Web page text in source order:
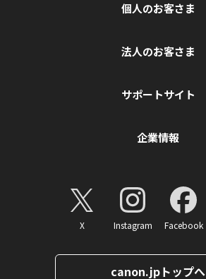
個人のお客さま
法人のお客さま
サポートサイト
企業情報
X Instagram Facebook
canon.jpトップへ